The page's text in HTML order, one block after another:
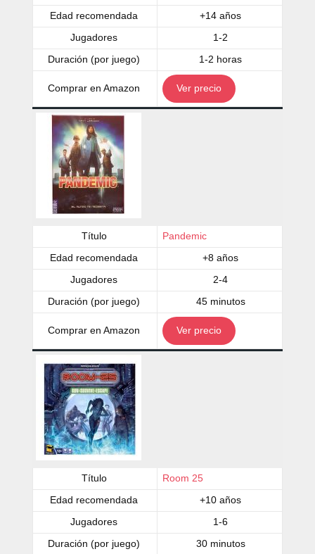
Edad recomendada +14 años
Jugadores 1-2
Duración (por juego) 1-2 horas
Comprar en Amazon Ver precio
Título Pandemic
Edad recomendada +8 años
Jugadores 2-4
Duración (por juego) 45 minutos
Comprar en Amazon Ver precio
Título Room 25
Edad recomendada +10 años
Jugadores 1-6
Duración (por juego) 30 minutos